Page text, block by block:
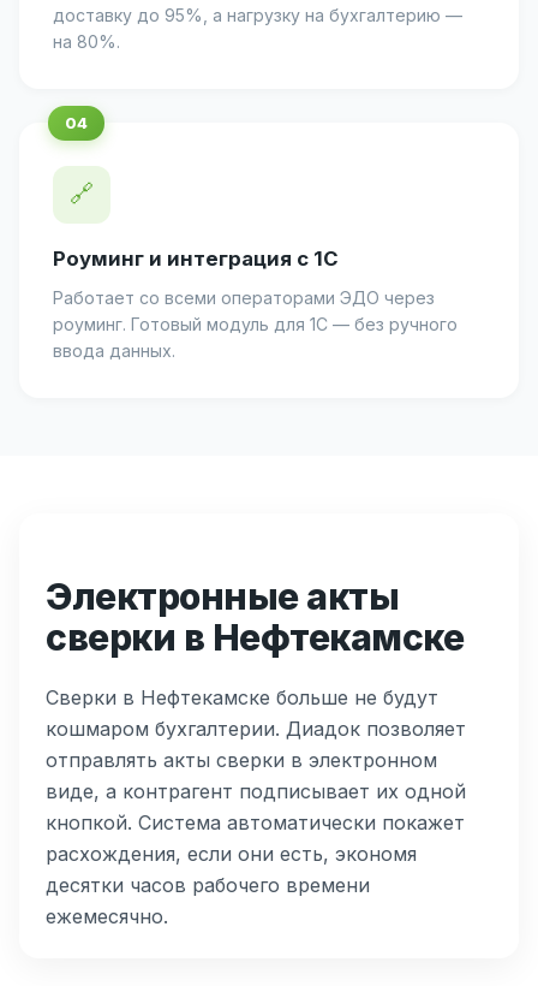
доставку до 95%, а нагрузку на бухгалтерию —
на 80%.
🔗
Роуминг и интеграция с 1С
Работает со всеми операторами ЭДО через
роуминг. Готовый модуль для 1С — без ручного
ввода данных.
Электронные акты
сверки в Нефтекамске
Сверки в Нефтекамске больше не будут
кошмаром бухгалтерии. Диадок позволяет
отправлять акты сверки в электронном
виде, а контрагент подписывает их одной
кнопкой. Система автоматически покажет
расхождения, если они есть, экономя
десятки часов рабочего времени
ежемесячно.